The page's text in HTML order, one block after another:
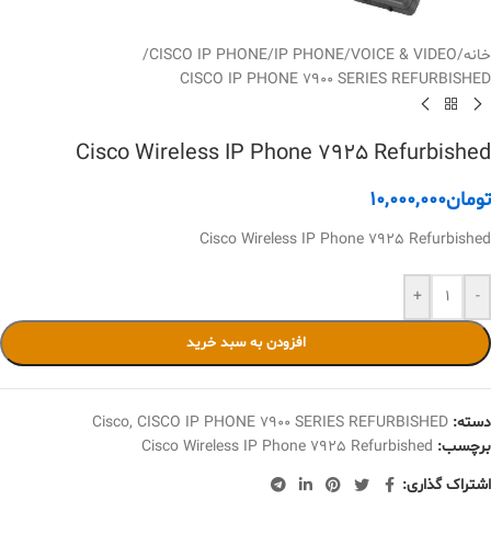
خانه/
VOICE & VIDEO
/
IP PHONE
/
CISCO IP PHONE
/
CISCO IP PHONE 7900 SERIES REFURBISHED
Cisco Wireless IP Phone 7925 Refurbished
تومان10,000,000
Cisco Wireless IP Phone 7925 Refurbished
-
+
افزودن به سبد خرید
دسته: Cisco, CISCO IP PHONE 7900 SERIES REFURBISHED
برچسب: Cisco Wireless IP Phone 7925 Refurbished
اشتراک گذاری: